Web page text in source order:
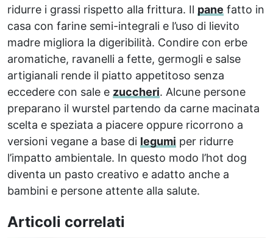
ridurre i grassi rispetto alla frittura. Il pane fatto in
casa con farine semi-integrali e l’uso di lievito
madre migliora la digeribilità. Condire con erbe
aromatiche, ravanelli a fette, germogli e salse
artigianali rende il piatto appetitoso senza
eccedere con sale e zuccheri. Alcune persone
preparano il wurstel partendo da carne macinata
scelta e speziata a piacere oppure ricorrono a
versioni vegane a base di legumi per ridurre
l’impatto ambientale. In questo modo l’hot dog
diventa un pasto creativo e adatto anche a
bambini e persone attente alla salute.
Articoli correlati